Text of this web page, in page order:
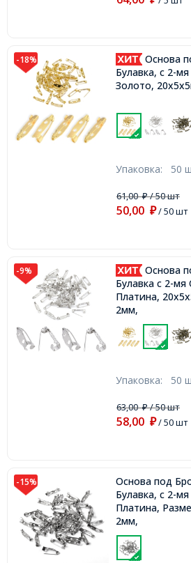
-18%
Основа под Брошь Железная,
Булавка, с 2-
Золото,
Упаковка: 50
61,00₽/ 50 шт
50,00 ₽/ 50 шт
-9%
Основа под Брошь Железная,
Булавка с 2-
Платина,
2мм,
Упаковка: 50
63,00₽/ 50 шт
58,00 ₽/ 50 шт
-15%
Основа под
Булавка, с 2-
Платина,
2мм,